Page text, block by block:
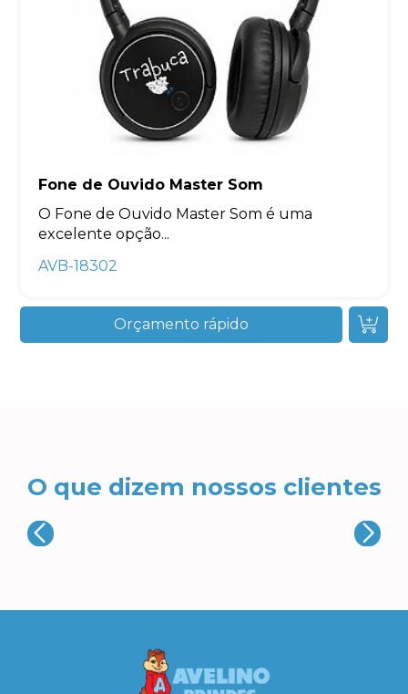
Fone de Ouvido Master Som
O Fone de Ouvido Master Som é uma
excelente opção...
AVB-18302
Orçamento rápido
O que dizem nossos clientes